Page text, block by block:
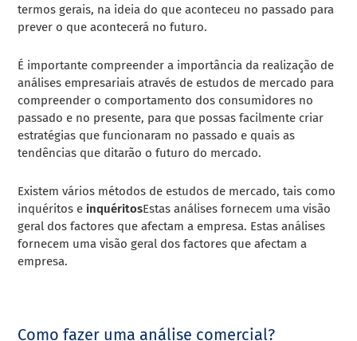
termos gerais, na ideia do que aconteceu no passado para
prever o que acontecerá no futuro.
É importante compreender a importância da realização de
análises empresariais através de estudos de mercado para
compreender o comportamento dos consumidores no
passado e no presente, para que possas facilmente criar
estratégias que funcionaram no passado e quais as
tendências que ditarão o futuro do mercado.
Existem vários métodos de estudos de mercado, tais como
inquéritos e inquéritosEstas análises fornecem uma visão
geral dos factores que afectam a empresa. Estas análises
fornecem uma visão geral dos factores que afectam a
empresa.
Como fazer uma análise comercial?